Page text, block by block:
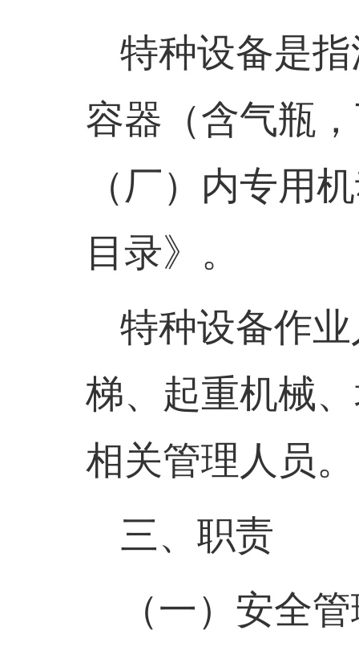
特种设备是
容器（含气瓶
（厂）内专用
目录》。
特种设备作
梯、起重机械
相关管理人员。
三、职责
（一）安全